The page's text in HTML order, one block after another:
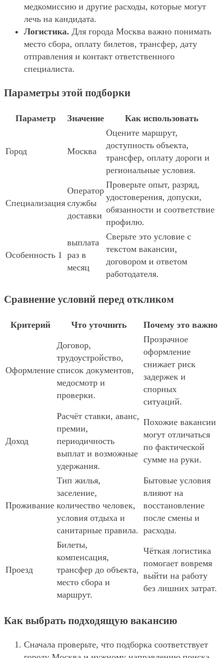
медкомиссию и другие расходы, которые могут
лечь на кандидата.
Логистика. Для города Москва важно понимать
место сбора, оплату билетов, трансфер, дату
отправления и контакт ответственного
специалиста.
Параметры этой подборки
Параметр Значение Как использовать
Город Москва
Оцените маршрут,
доступность объекта,
трансфер, оплату дороги и
региональные условия.
Специализация
Оператор
службы
доставки
Проверьте опыт, разряд,
удостоверения, допуски,
обязанности и соответствие
профилю.
Особенность 1
выплата
раз в
месяц
Сверьте это условие с
текстом вакансии,
договором и ответом
работодателя.
Сравнение условий перед откликом
Критерий Что уточнить Почему это важно
Оформление
Договор,
трудоустройство,
список документов,
медосмотр и
проверки.
Прозрачное
оформление
снижает риск
задержек и
спорных
ситуаций.
Доход
Расчёт ставки, аванс,
премии,
периодичность
выплат и возможные
удержания.
Похожие вакансии
могут отличаться
по фактической
сумме на руки.
Проживание
Тип жилья,
заселение,
количество человек,
условия отдыха и
санитарные правила.
Бытовые условия
влияют на
восстановление
после смены и
расходы.
Проезд
Билеты,
компенсация,
трансфер до объекта,
место сбора и
маршрут.
Чёткая логистика
помогает вовремя
выйти на работу
без лишних затрат.
Как выбрать подходящую вакансию
Сначала проверьте, что подборка соответствует